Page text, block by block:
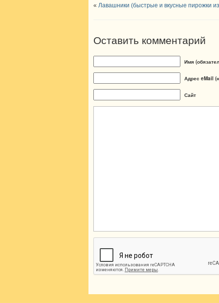
« Лавашники (быстрые и вкусные пирожки
Оставить комментарий
Имя
Адрес eMail
Сайт